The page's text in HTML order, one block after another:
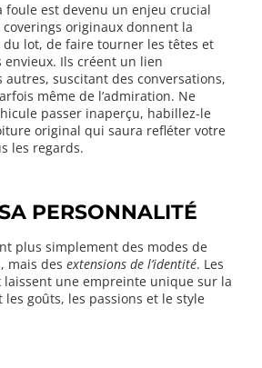
foule est devenu un enjeu crucial
coverings originaux donnent la
lot, de faire tourner les têtes et
envieux. Ils créent un lien
autres, suscitant des conversations,
même de l’admiration. Ne
passer inaperçu, habillez-le
original qui saura refléter votre
les regards.
PERSONNALITÉ
plus simplement des modes de
mais des extensions de l’identité. Les
laissent une empreinte unique sur la
goûts, les passions et le style